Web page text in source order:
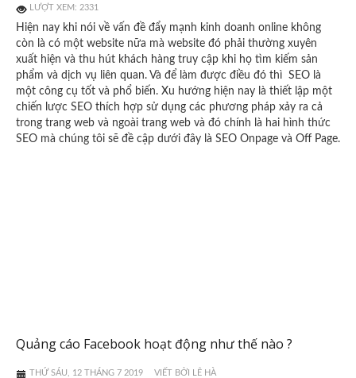
LƯỢT XEM: 2331
Hiện nay khi nói về vấn đề đẩy mạnh kinh doanh online không
còn là có một website nữa mà website đó phải thường xuyên
xuất hiện và thu hút khách hàng truy cập khi họ tìm kiếm sản
phẩm và dịch vụ liên quan. Và để làm được điều đó thì SEO là
một công cụ tốt và phổ biến. Xu hướng hiện nay là thiết lập một
chiến lược SEO thích hợp sử dụng các phương pháp xảy ra cả
trong trang web và ngoài trang web và đó chính là hai hình thức
SEO mà chúng tôi sẽ đề cập dưới đây là SEO Onpage và Off Page.
Quảng cáo Facebook hoạt động như thế nào ?
THỨ SÁU, 12 THÁNG 7 2019
VIẾT BỞI LÊ HÀ